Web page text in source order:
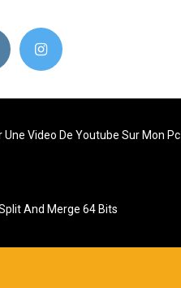
Une Video De Youtube Sur Mon Pc
And Merge 64 Bits